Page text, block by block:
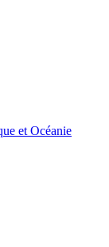
et Océanie